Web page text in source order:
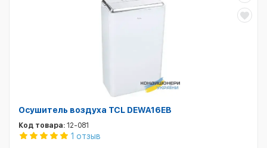
Осушитель воздуха TCL DEWA16EB
Код товара: 12-081
1 отзыв